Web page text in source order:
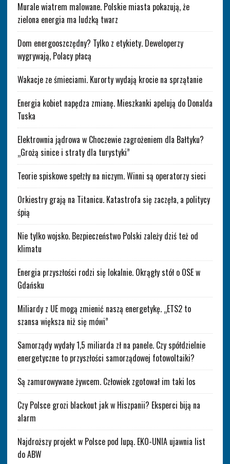
Murale wiatrem malowane. Polskie miasta pokazują, że
zielona energia ma ludzką twarz
Dom energooszczędny? Tylko z etykiety. Deweloperzy
wygrywają, Polacy płacą
Wakacje ze śmieciami. Kurorty wydają krocie na sprzątanie
Energia kobiet napędza zmianę. Mieszkanki apelują do Donalda
Tuska
Elektrownia jądrowa w Choczewie zagrożeniem dla Bałtyku?
„Grożą sinice i straty dla turystyki”
Teorie spiskowe spełzły na niczym. Winni są operatorzy sieci
Orkiestry grają na Titanicu. Katastrofa się zaczęła, a politycy
śpią
Nie tylko wojsko. Bezpieczeństwo Polski zależy dziś też od
klimatu
Energia przyszłości rodzi się lokalnie. Okrągły stół o OSE w
Gdańsku
Miliardy z UE mogą zmienić naszą energetykę. „ETS2 to
szansa większa niż się mówi”
Samorządy wydały 1,5 miliarda zł na panele. Czy spółdzielnie
energetyczne to przyszłości samorządowej fotowoltaiki?
Są zamurowywane żywcem. Człowiek zgotował im taki los
Czy Polsce grozi blackout jak w Hiszpanii? Eksperci biją na
alarm
Najdroższy projekt w Polsce pod lupą. EKO-UNIA ujawnia list
do ABW